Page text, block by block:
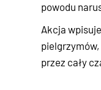
powodu
Akcja
przez cały